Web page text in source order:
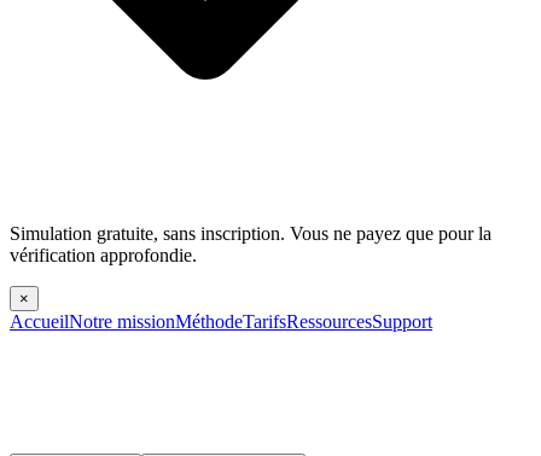
Simulation gratuite, sans inscription. Vous ne payez que pour la
vérification approfondie.
×
AccueilNotre missionMéthodeTarifsRessourcesSupport